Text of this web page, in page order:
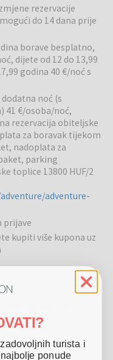
iskustvo s raznim
parnom kupelji i
je regeneraciji
Wellness centar
pojačanja za goste
bazen, kao i termalni
vodi s povoljnim učinkom
opuštanje i
je ugodna za odmor i
lokalne specijalitete
Garabonciás. Gosti mogu
pravo kulinarsko
nudi aktivnosti za
te ugodne
su i sportske aktivnosti,
atrakcije, pješačke
i restorani s
rezervacije
do 14 dana prije
borave besplatno,
dijete od 12 do 13,99
godina 40 €/noć s
noć (s
41 €/osoba/noć,
rezervacija obiteljske
za boravak tijekom
nadoplata za
parking
toplice 13800 HUF/2
adventure-
prijave
kupiti više kupona uz
u iznosu 20
turista i
ponude